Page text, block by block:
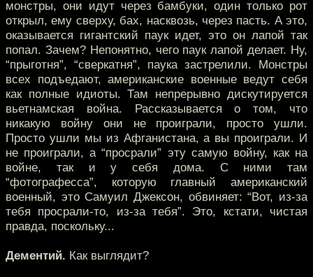
монстры, они идут через бамбуки, один только рот
открыл, ему сверху, бах, насквозь, через пасть. А это,
оказывается гигантский паук идет, это он лапой так
попал. Зачем? Непонятно, чего паук лапой делает. Ну,
“прыготня”, “сверкатня”, паука застрелили. Монстры
всех подъедают, американские военные ведут себя
как полные идиоты. Там непрерывно дискутируется
вьетнамская война. Рассказывается о том, что
никакую войну они не проиграли, просто ушли.
Просто ушли мы из Афганистана, а вы проиграли. И
не проиграли, а “просрали” эту самую войну, как на
войне, так и у себя дома. С ними там
“фотографесса”, которую главный американский
военный, это Самуил Джексон, обвиняет: “Вот, из-за
тебя просрали-то, из-за тебя”. Это, кстати, чистая
правда, поскольку...
Дементий. Как выглядит?